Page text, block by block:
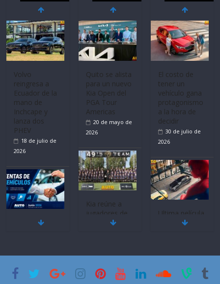
Volvo
reingresa a
Ecuador de la
mano de
Inchcape y
lanza dos
PHEV
18 de julio de
2026
Mercado
historia
11 de julio de
Quito se alista
para un nuevo
Kia Open del
PGA Tour
Americas
20 de mayo de
2026
Kia reúne a
jugadores de
fútbol de todo
2026
El costo de
tener un
vehículo gana
protagonismo
a la hora de
decidir
30 de julio de
2026
Ultima película
‘Spider‑Man:
29 de julio de